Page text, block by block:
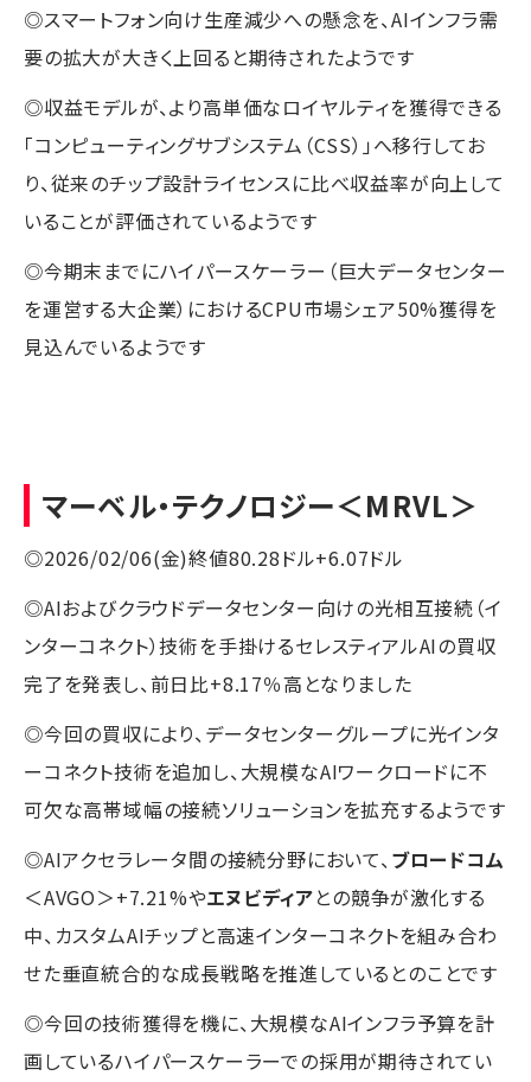
◎スマートフォン向け生産減少への懸念を、AIインフラ需
要の拡大が大きく上回ると期待されたようです
◎収益モデルが、より高単価なロイヤルティを獲得できる
「コンピューティングサブシステム（CSS）」へ移行してお
り、従来のチップ設計ライセンスに比べ収益率が向上して
いることが評価されているようです
◎今期末までにハイパースケーラー（巨大データセンター
を運営する大企業）におけるCPU市場シェア50%獲得を
見込んでいるようです
マーベル・テクノロジー＜MRVL＞
◎2026/02/06(金)終値80.28ドル+6.07ドル
◎AIおよびクラウドデータセンター向けの光相互接続（イ
ンターコネクト）技術を手掛けるセレスティアルAIの買収
完了を発表し、前日比+8.17％高となりました
◎今回の買収により、データセンターグループに光インタ
ーコネクト技術を追加し、大規模なAIワークロードに不
可欠な高帯域幅の接続ソリューションを拡充するようです
◎AIアクセラレータ間の接続分野において、 ブロードコム
＜AVGO＞+7.21%やエヌビディアとの競争が激化する
中、カスタムAIチップと高速インターコネクトを組み合わ
せた垂直統合的な成長戦略を推進しているとのことです
◎今回の技術獲得を機に、大規模なAIインフラ予算を計
画しているハイパースケーラーでの採用が期待されてい